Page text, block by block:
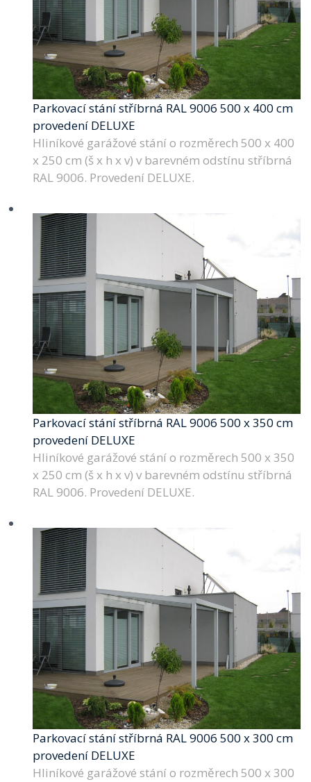
Parkovací stání stříbrná RAL 9006 500 x 400 cm
provedení DELUXE
Hliníkové garážové stání o rozměrech 500 x 400
x 250 cm (š x h x v) v barevném odstínu stříbrná
RAL 9006. Provedení DELUXE.
Parkovací stání stříbrná RAL 9006 500 x 350 cm
provedení DELUXE
Hliníkové garážové stání o rozměrech 500 x 350
x 250 cm (š x h x v) v barevném odstínu stříbrná
RAL 9006. Provedení DELUXE.
Parkovací stání stříbrná RAL 9006 500 x 300 cm
provedení DELUXE
Hliníkové garážové stání o rozměrech 500 x 300